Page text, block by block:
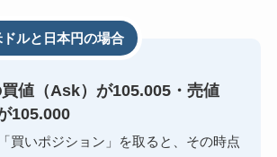
ルと日本円の場合
値（Ask）が105.005・売値
105.000
買いポジション」を取ると、その時点